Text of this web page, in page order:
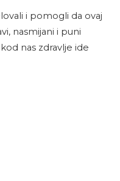
i pomogli da ovaj
nasmijani i puni
nas zdravlje ide